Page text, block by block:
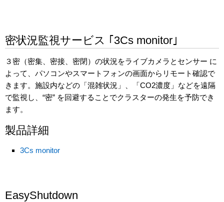
密状況監視サービス ｢3Cs monitor｣
３密（密集、密接、密閉）の状況をライブカメラとセンサー に
よって、パソコンやスマートフォンの画面からリモート確認で
きます。施設内などの「混雑状況」、「CO2濃度」などを遠隔
で監視し、“密” を回避することでクラスターの発生を予防でき
ます。
製品詳細
3Cs monitor
EasyShutdown